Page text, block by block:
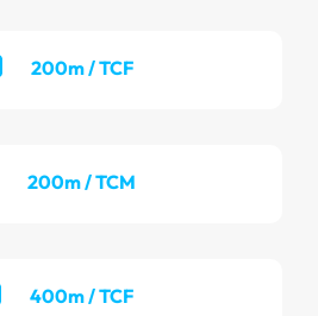
200m / TCF
200m / TCM
400m / TCF